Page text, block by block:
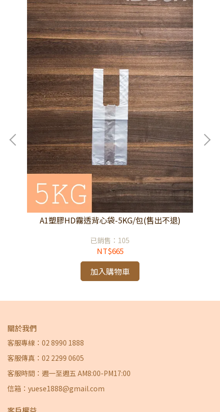
A1塑膠HD霧透背心袋-5KG/包(售出不退)
已銷售：105
NT$665
加入購物車
關於我們
客服專線：02 8990 1888
客服傳真：02 2299 0605
客服時間：週一至週五 AM8:00-PM17:00
信箱：yuese1888@gmail.com